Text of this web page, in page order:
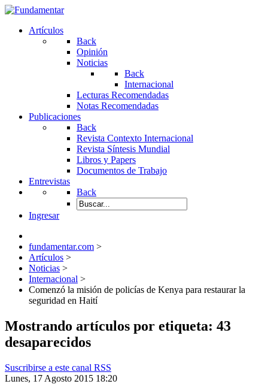
Artículos
Back
Opinión
Noticias
Back
Internacional
Lecturas Recomendadas
Notas Recomendadas
Publicaciones
Back
Revista Contexto Internacional
Revista Síntesis Mundial
Libros y Papers
Documentos de Trabajo
Entrevistas
Back
Ingresar
fundamentar.com >
Artículos >
Noticias >
Internacional >
Comenzó la misión de policías de Kenya para restaurar la
seguridad en Haití
Mostrando artículos por etiqueta: 43
desaparecidos
Suscribirse a este canal RSS
Lunes, 17 Agosto 2015 18:20